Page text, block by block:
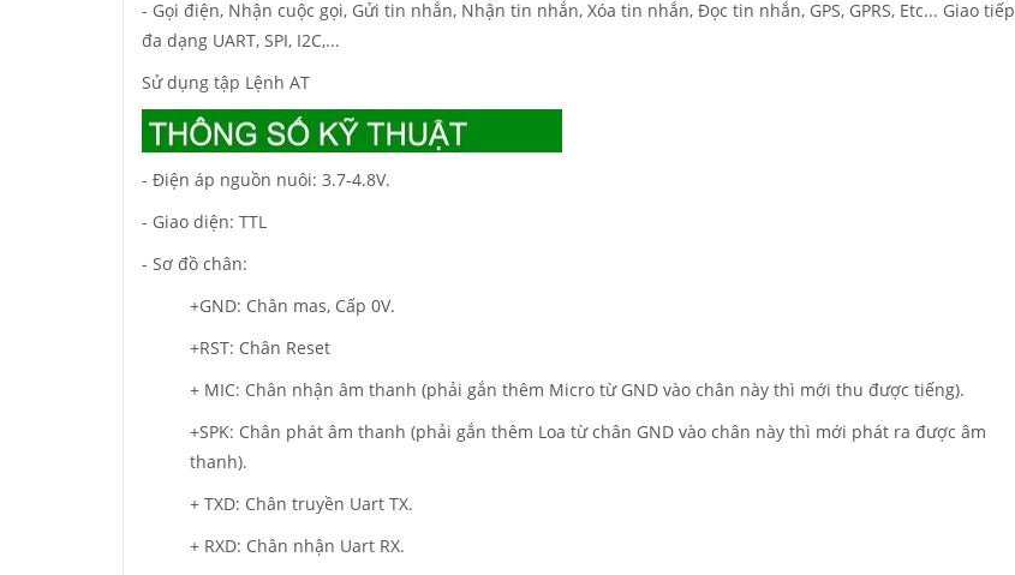
- Gọi điện, Nhận cuộc gọi, Gửi tin nhắn, Nhận tin nhắn, Xóa tin nhắn, Đọc tin nhắn, GPS, GPRS, Etc... Giao tiếp
đa dạng UART, SPI, I2C,...
Sử dụng tập Lệnh AT
- Điện áp nguồn nuôi: 3.7-4.8V.
- Giao diện: TTL
- Sơ đồ chân:
+GND: Chân mas, Cấp 0V.
+RST: Chân Reset
+ MIC: Chân nhận âm thanh (phải gắn thêm Micro từ GND vào chân này thì mới thu được tiếng).
+SPK: Chân phát âm thanh (phải gắn thêm Loa từ chân GND vào chân này thì mới phát ra được âm
thanh).
+ TXD: Chân truyền Uart TX.
+ RXD: Chân nhận Uart RX.